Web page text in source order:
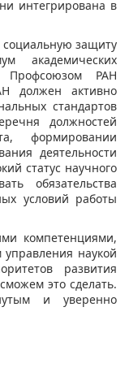
интегрирована в
защиту
академических
Профсоюзом РАН
должен активно
стандартов
должностей
формировании
деятельности
статус научного
обязательства
условий работы
компетенциями,
наукой
развития
это сделать.
и уверенно